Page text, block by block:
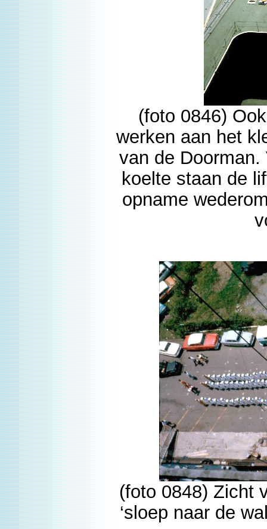
(foto 0846)
werken aan het
van de
koelte staan de
opname
(foto 0848) Zicht
‘sloep naar de